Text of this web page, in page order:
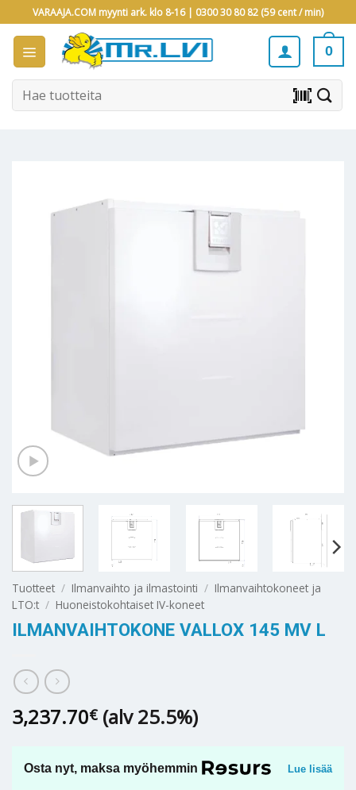
to
content
VARAAJA.COM myynti ark. klo 8-16 | 0300 30 80 82 (59 cent / min)
0
Etsi: barcode_scanner
Tuotteet / Ilmanvaihto ja ilmastointi / Ilmanvaihtokoneet ja
LTO:t / Huoneistokohtaiset IV-koneet
ILMANVAIHTOKONE VALLOX 145 MV L
3,237.70€ (alv 25.5%)
Osta nyt, maksa myöhemmin Lue lisää